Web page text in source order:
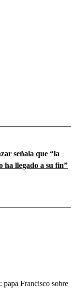
señala que “la
ha llegado a su fin”
papa Francisco sobre